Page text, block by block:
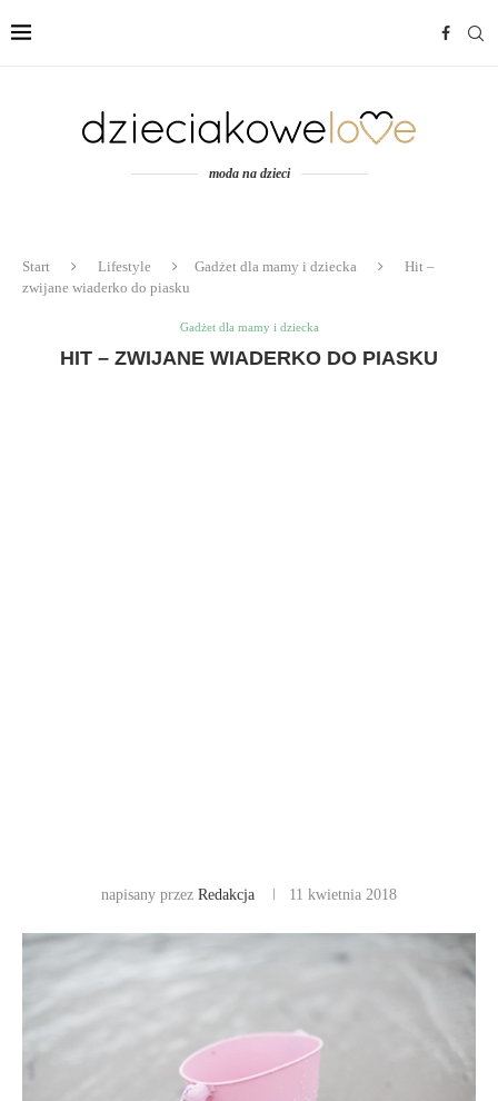
moda na dzieci
Start Lifestyle Gadżet dla mamy i dziecka
Hit –
zwijane wiaderko do piasku
Gadżet dla mamy i dziecka
HIT – ZWIJANE WIADERKO DO PIASKU
napisany przez Redakcja 11 kwietnia 2018